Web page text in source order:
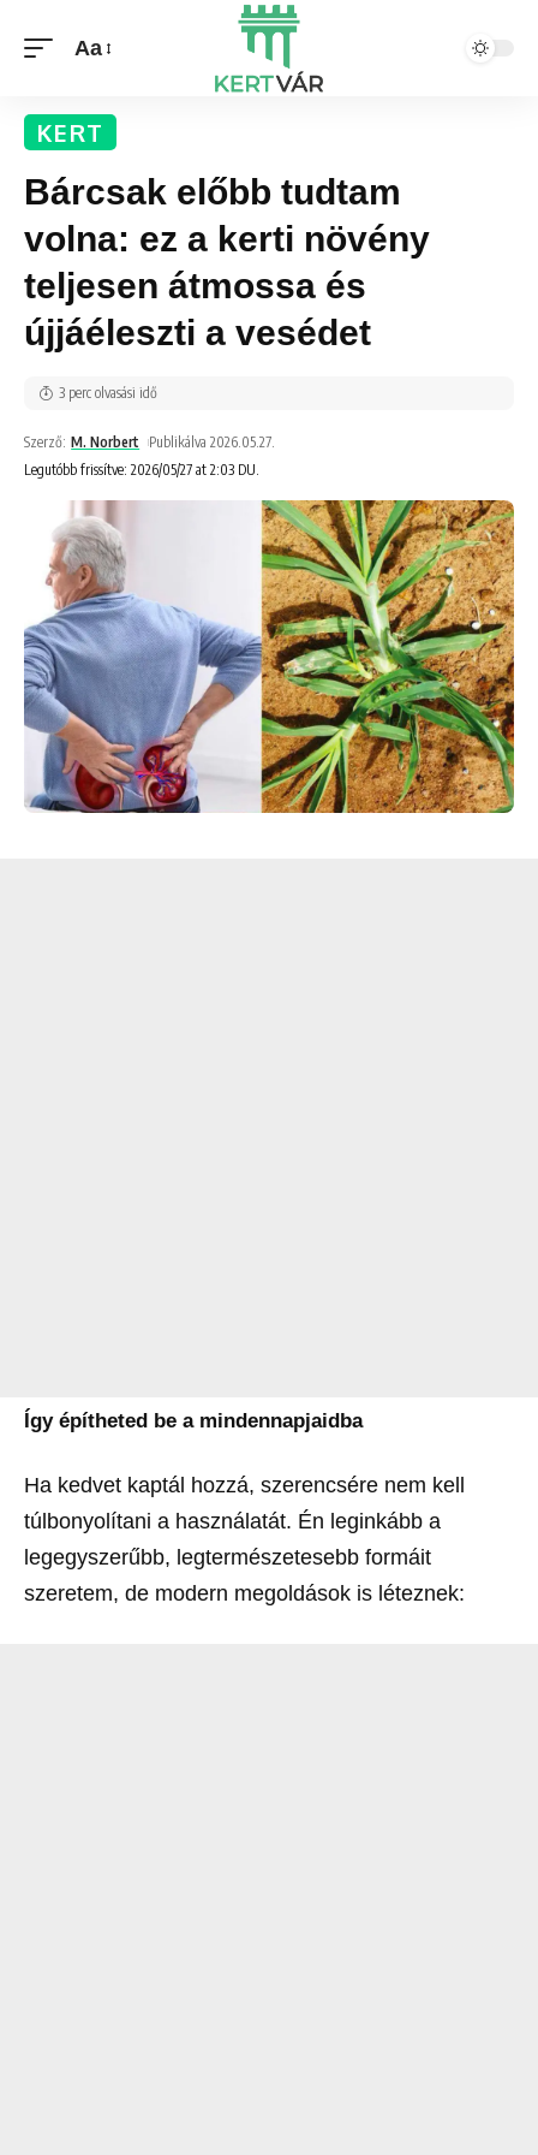
Aa
KERT
Bárcsak előbb tudtam
volna: ez a kerti növény
teljesen átmossa és
újjáéleszti a vesédet
Legutóbb frissítve: 2026/05/27 at 2:03 DU.
Szerző: M. Norbert Publikálva 2026.05.27.
3 perc olvasási idő
Így építheted be a mindennapjaidba
Ha kedvet kaptál hozzá, szerencsére nem kell
túlbonyolítani a használatát. Én leginkább a
legegyszerűbb, legtermészetesebb formáit
szeretem, de modern megoldások is léteznek: